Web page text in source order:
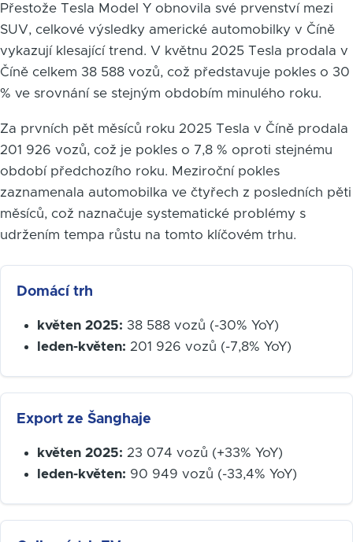
Přestože Tesla Model Y obnovila své prvenství mezi
SUV, celkové výsledky americké automobilky v Číně
vykazují klesající trend. V květnu 2025 Tesla prodala v
Číně celkem 38 588 vozů, což představuje pokles o 30
% ve srovnání se stejným obdobím minulého roku.
Za prvních pět měsíců roku 2025 Tesla v Číně prodala
201 926 vozů, což je pokles o 7,8 % oproti stejnému
období předchozího roku. Meziroční pokles
zaznamenala automobilka ve čtyřech z posledních pěti
měsíců, což naznačuje systematické problémy s
udržením tempa růstu na tomto klíčovém trhu.
Domácí trh
květen 2025: 38 588 vozů (-30% YoY)
leden-květen: 201 926 vozů (-7,8% YoY)
Export ze Šanghaje
květen 2025: 23 074 vozů (+33% YoY)
leden-květen: 90 949 vozů (-33,4% YoY)